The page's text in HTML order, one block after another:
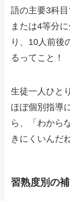
語の主要3科
または4等分
り、10人前後
るってこと！
生徒一人ひと
ほぼ個別指導
ら、「わから
きにくいんだ
習熟度別の